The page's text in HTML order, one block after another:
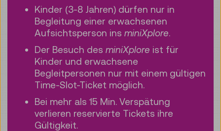
Kinder (3-8 Jahren) dürfen nur in
Begleitung einer erwachsenen
Aufsichtsperson ins miniXplore.
Der Besuch des miniXplore ist für
Kinder und erwachsene
Begleitpersonen nur mit einem gültigen
Time-Slot-Ticket möglich.
Bei mehr als 15 Min. Verspätung
verlieren reservierte Tickets ihre
Gültigkeit.